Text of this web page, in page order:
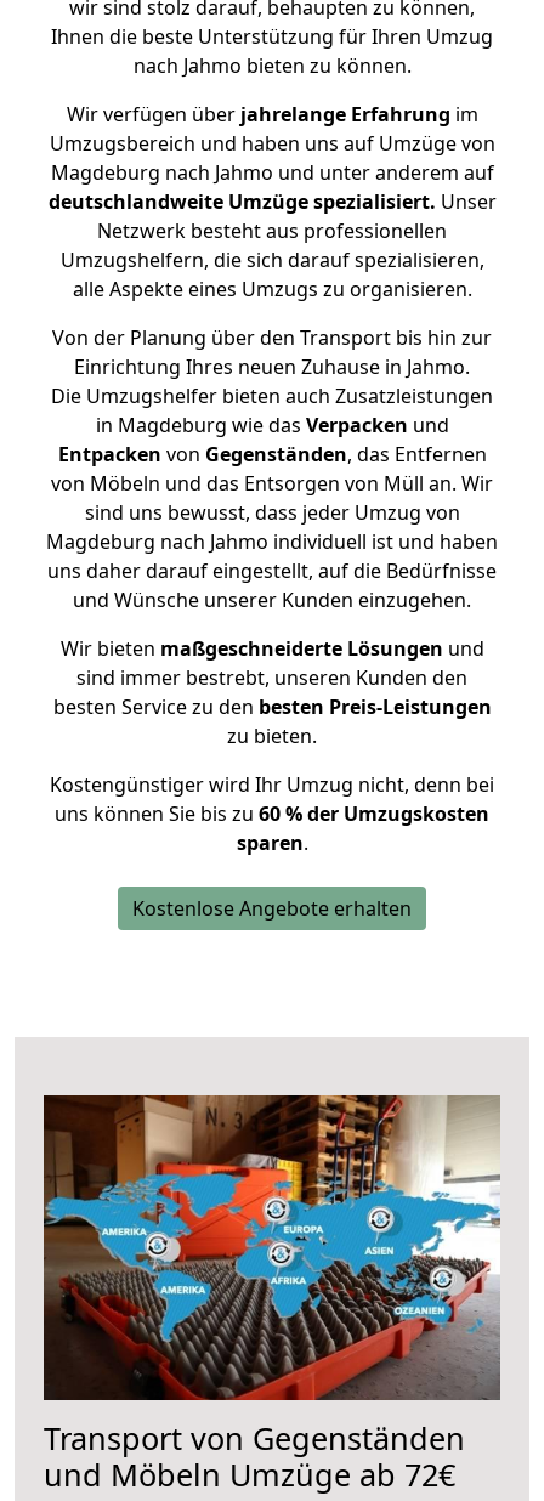
wir sind stolz darauf, behaupten zu können,
Ihnen die beste Unterstützung für Ihren Umzug
nach Jahmo bieten zu können.
Wir verfügen überjahrelange Erfahrung im
Umzugsbereich und haben uns auf Umzüge von
Magdeburg nach Jahmo und unter anderem auf
deutschlandweite Umzüge spezialisiert. Unser
Netzwerk besteht aus professionellen
Umzugshelfern, die sich darauf spezialisieren,
alle Aspekte eines Umzugs zu organisieren.
Von der Planung über den Transport bis hin zur
Einrichtung Ihres neuen Zuhause in Jahmo.
Die Umzugshelfer bieten auch Zusatzleistungen
in Magdeburg wie das Verpacken und
Entpacken von Gegenständen, das Entfernen
von Möbeln und das Entsorgen von Müll an. Wir
sind uns bewusst, dass jeder Umzug von
Magdeburg nach Jahmo individuell ist und haben
uns daher darauf eingestellt, auf die Bedürfnisse
und Wünsche unserer Kunden einzugehen.
Wir bieten maßgeschneiderte Lösungen und
sind immer bestrebt, unseren Kunden den
besten Service zu den besten Preis-Leistungen
zu bieten.
Kostengünstiger wird Ihr Umzug nicht, denn bei
uns können Sie bis zu 60 % der Umzugskosten
sparen.
Kostenlose Angebote erhalten
Transport von Gegenständen
und Möbeln Umzüge ab 72€